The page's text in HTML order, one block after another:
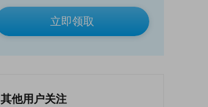
立即领取
其他用户关注